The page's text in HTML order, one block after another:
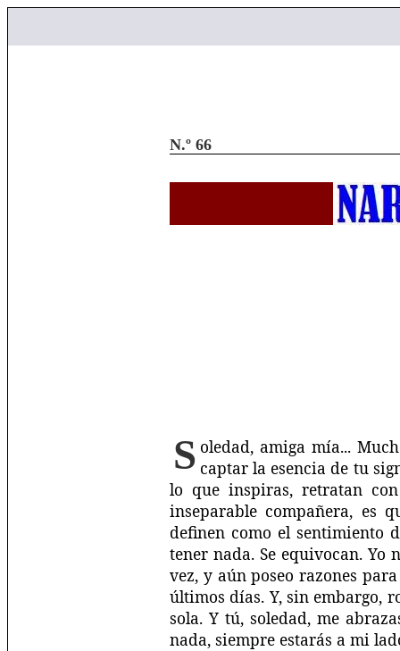
N.º 66
S oledad, amiga mía...
captar la esencia de tu
lo que inspiras, retratan
inseparable compañera, es
definen como el sentimiento
tener nada. Se equivocan.
vez, y aún poseo razones
últimos días. Y, sin embargo,
sola. Y tú, soledad, me
nada, siempre estarás a mi